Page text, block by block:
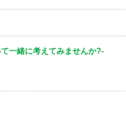
一緒に考えてみませんか?-